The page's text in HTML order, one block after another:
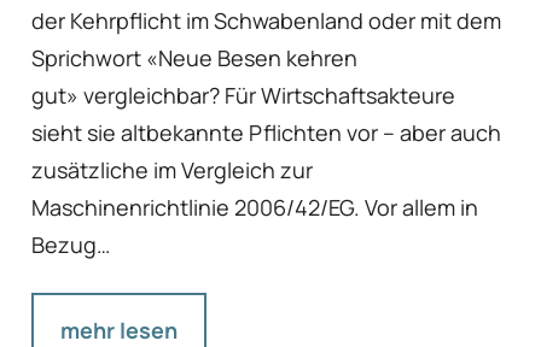
der Kehrpflicht im Schwabenland oder mit dem
Sprichwort «Neue Besen kehren
gut» vergleichbar? Für Wirtschaftsakteure
sieht sie altbekannte Pflichten vor – aber auch
zusätzliche im Vergleich zur
Maschinenrichtlinie 2006/42/EG. Vor allem in
Bezug…
mehr lesen